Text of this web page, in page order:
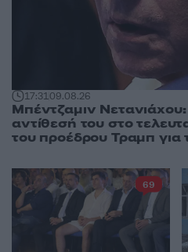
17:3109.08.26
Μπέντζαμιν
αντίθεσή του στο
του προέδρου Τραμπ για
69